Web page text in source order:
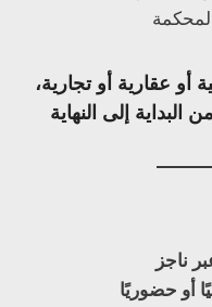
عقارية أو تجارية،
إلى النهاية
ناجز
أو حضوريًا